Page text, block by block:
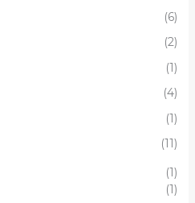
(6)
(2)
(1)
(4)
(1)
(11)
(1)
(1)